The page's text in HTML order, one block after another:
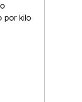
por kilo